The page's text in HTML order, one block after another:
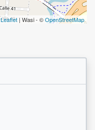
Leaflet | Wasi - ©OpenStreetMap